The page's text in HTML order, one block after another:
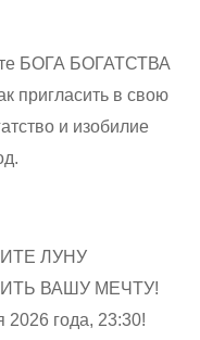
БОГА БОГАТСТВА
пригласить в свою
и изобилие
ЛУНУ
ВАШУ МЕЧТУ!
2026 года, 23:30!